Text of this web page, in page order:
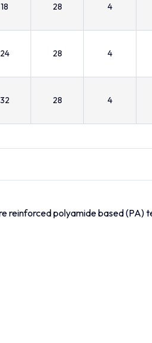
18 28 4
24 28 4
32 28 4
reinforced polyamide based